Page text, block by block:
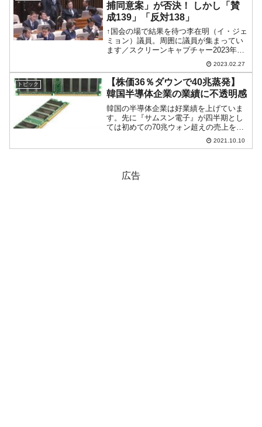
捕同意案」が否決！ しかし「賛
成139」「反対138」
↑国会の場で結果を待つ李在明（イ・ジェ
ミョン）議員。周囲に議員が集まってい
ます／スクリーンキャプチャー2023年02
月27日、韓国国会に「李在明（イ・ジェ
ミョン）に対する逮捕同意案」に対する
投票が行われました。↑票決のライブ映
像。Youtu...
2023.02.27
トピック
【株価36％ダウンで40兆蒸発】
韓国半導体企業の業績に不透明感
韓国の半導体企業は好業績を上げていま
す。先に『サムスン電子』が四半期とし
ては初めての70兆ウォン超えの売上を達
成したことをご紹介しましたが、残念な
ことに株価は下落しました。実は、韓国
2021.10.10
広告